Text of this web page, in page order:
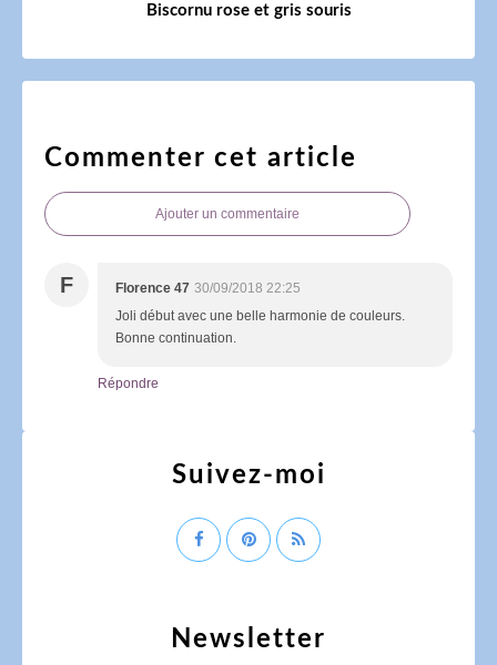
Biscornu rose et gris souris
Commenter cet article
Ajouter un commentaire
F Florence 47 30/09/2018 22:25
Joli début avec une belle harmonie de couleurs.
Bonne continuation.
Répondre
Newsletter
Suivez-moi